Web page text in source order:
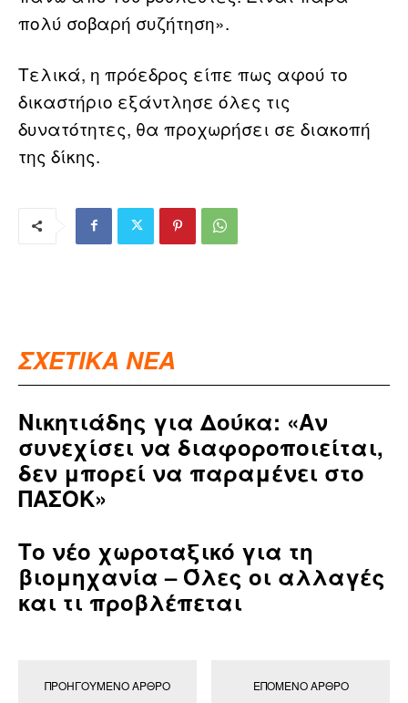
ΣΧΕΤΙΚΑ ΝΕΑ
Νικητιάδης για Δούκα: «Αν
συνεχίσει να διαφοροποιείται,
δεν μπορεί να παραμένει στο
ΠΑΣΟΚ»
Το νέο χωροταξικό για τη
βιομηχανία – Όλες οι αλλαγές
και τι προβλέπεται
πολύ σοβαρή συζήτηση».
Τελικά, η πρόεδρος είπε πως αφού το
δικαστήριο εξάντλησε όλες τις
δυνατότητες, θα προχωρήσει σε διακοπή
της δίκης.
ΠΡΟΗΓΟΎΜΕΝΟ ΆΡΘΡΟ ΕΠΌΜΕΝΟ ΆΡΘΡΟ